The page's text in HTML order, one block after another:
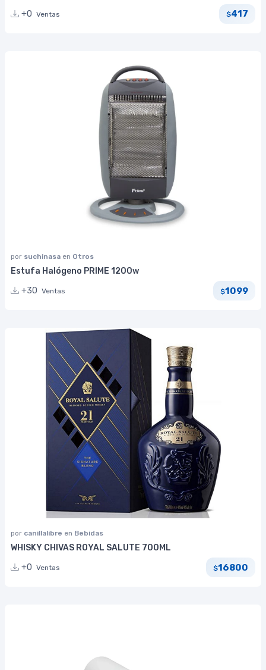
+0 Ventas $417
por suchinasa en Otros
Estufa Halógeno PRIME 1200w
+30 Ventas $1099
por canillalibre en Bebidas
WHISKY CHIVAS ROYAL SALUTE 700ML
+0 Ventas $16800